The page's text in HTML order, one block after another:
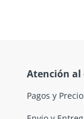
Atención al
Pagos y